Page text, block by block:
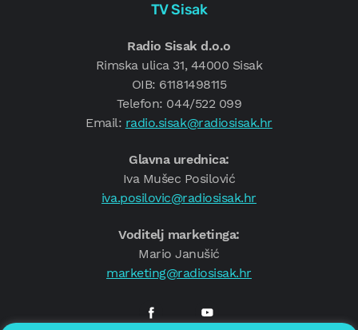
TV Sisak
Radio Sisak d.o.o
Rimska ulica 31, 44000 Sisak
OIB: 61181498115
Telefon: 044/522 099
Email: radio.sisak@radiosisak.hr
Glavna urednica:
Iva Mušec Posilović
iva.posilovic@radiosisak.hr
Voditelj marketinga:
Mario Janušić
marketing@radiosisak.hr